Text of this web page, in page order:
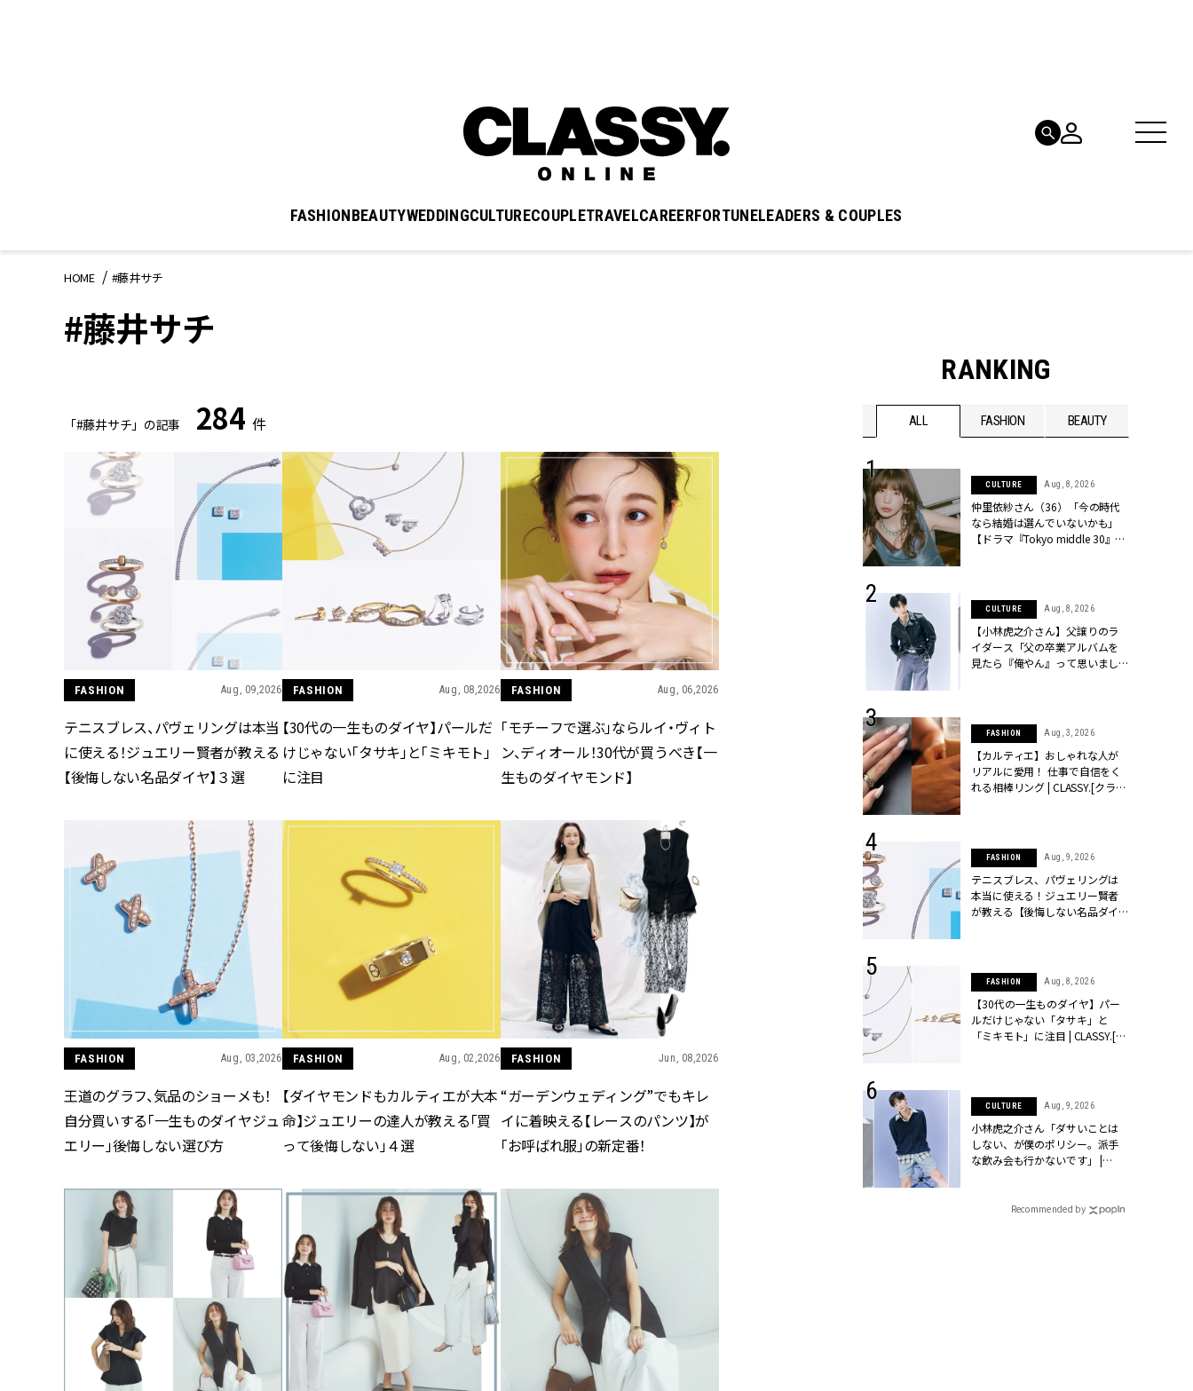
FASHIONBEAUTYWEDDINGCULTURECOUPLETRAVELCAREERFORTUNELEADERS & COUPLES
HOME #藤井サチ
#藤井サチ
「#藤井サチ」の記事 284 件
FASHION Aug, 09,2026
テニスブレス、パヴェリングは本当
に使える！ジュエリー賢者が教える
【後悔しない名品ダイヤ】３選
FASHION Aug, 08,2026
【30代の一生ものダイヤ】パールだ
けじゃない「タサキ」と「ミキモト」
に注目
FASHION Aug, 06,2026
「モチーフで選ぶ」ならルイ・ヴィト
ン、ディオール！30代が買うべき【一
生ものダイヤモンド】
FASHION Aug, 03,2026
王道のグラフ、気品のショーメも！
自分買いする「一生ものダイヤジュ
エリー」後悔しない選び方
FASHION Aug, 02,2026
【ダイヤモンドもカルティエが大本
命】ジュエリーの達人が教える「買
って後悔しない」４選
FASHION Jun, 08,2026
“ガーデンウェディング”でもキレ
イに着映える【レースのパンツ】が
「お呼ばれ服」の新定番！
RANKING
ALL FASHION BEAUTY
BEAUTY Aug, 8, 2026
【エルメス】初の本格リップケ
アコレクション誕生！憧れのア
イテムで唇をもっと美しく |
CLASSY.[クラッシィ]
BEAUTY Aug, 7, 2026
【UV下地】酷暑に頼れる！
2,000円台〜3,000円台の名品3選
｜30代美容ライターが正直レビ
ュー | CLASSY.[クラッシィ]
BEAUTY Aug, 8, 2026
“盛りすぎない”がトレンド！
【最旬マスカラ4選】さりげない
ボリュームと絶妙カラー |
Sep, 25, 2025
マルジェラの“レプリカ”に新作
も！注目度急上昇の『フレグラ
ンス』５選 | CLASSY.[クラッシ
Aug, 9, 2026
【毛穴沼からの脱出】みんなが
リアルに行き着いた“アワード総
なめ”の「神コスメ」３選 |
CLASSY.[クラッシィ]
Aug, 8, 2026
【シャネル】「ココ マドモアゼ
ル クラッシュ アプソリュ」の限
CLASSY.[クラッシィ]
【10万円台から】ラグジュアリ
ダルジュエリー』４選 | CLASSY.
結婚式に黒ドレスはアリ？お呼
ィ]
【ブルガリの婚姻届のプレゼン
CULTURE Aug, 8, 2026
仲里依紗さん（36）「今の時代
なら結婚は選んでいないかも」
【ドラマ『Tokyo middle 30』イ
CULTURE Aug, 8, 2026
【小林虎之介さん】父譲りのラ
イダース「父の卒業アルバムを
見たら『俺やん』って思いまし
FASHION Aug, 3, 2026
【カルティエ】おしゃれな人が
リアルに愛用！ 仕事で自信をく
れる相棒リング | CLASSY.[クラッ
FASHION Aug, 9, 2026
テニスブレス、パヴェリングは
本当に使える！ジュエリー賢者
が教える【後悔しない名品ダイ
FASHION Aug, 8, 2026
【30代の一生ものダイヤ】パー
ルだけじゃない「タサキ」と
「ミキモト」に注目 | CLASSY.[ク
CULTURE Aug, 9, 2026
小林虎之介さん「ダサいことは
しない、が僕のポリシー。派手
な飲み会も行かないです」 |
Recommended by